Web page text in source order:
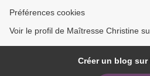
Préférences cookies
Voir le profil de Maîtresse Christine
Créer un blog sur